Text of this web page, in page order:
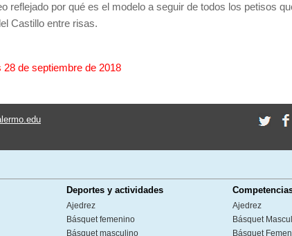
reflejado por qué es el modelo a seguir de todos los petisos
Castillo entre risas.
28 de septiembre de 2018
Deportes y actividades
Ajedrez
Básquet femenino
Básquet masculino
Ajedrez
Básquet
Básquet